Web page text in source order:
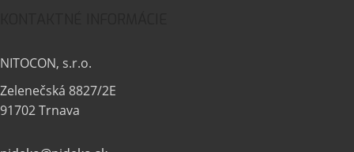
NITOCON, s.r.o.
Zelenečská 8827/2E
91702 Trnava